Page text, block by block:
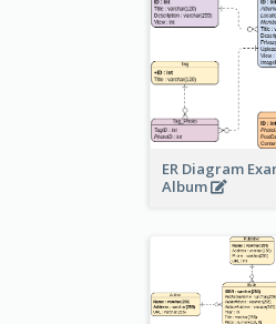
ER Diagram
Album